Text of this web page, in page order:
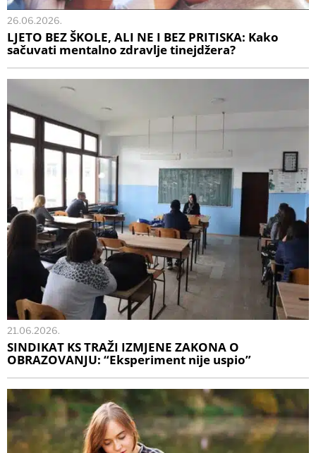
26.06.2026.
LJETO BEZ ŠKOLE, ALI NE I BEZ PRITISKA: Kako
sačuvati mentalno zdravlje tinejdžera?
21.06.2026.
SINDIKAT KS TRAŽI IZMJENE ZAKONA O
OBRAZOVANJU: “Eksperiment nije uspio”